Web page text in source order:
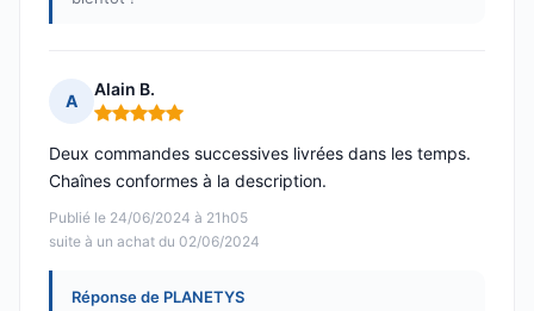
A
Alain B.
Note : 5 sur 5
Publié le 24/06/2024 à 21h05
suite à un achat du 02/06/2024
Deux commandes successives livrées dans les temps.
Chaînes conformes à la description.
Réponse de PLANETYS